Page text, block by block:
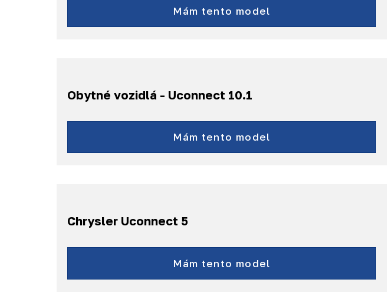
a ďalšie...
Mám tento model
Obytné vozidlá - Uconnect 10.1
Pre obytné vozidlá:
Adria, Ahorn,
Bürstner, Citroën,
Peugeot, Pössl,
Mám tento model
Chrysler Uconnect 5
Pacifica
a ďalšie...
Mám tento model